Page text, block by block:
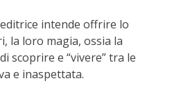
editrice intende offrire lo
la loro magia, ossia la
scoprire e “vivere” tra le
e inaspettata.